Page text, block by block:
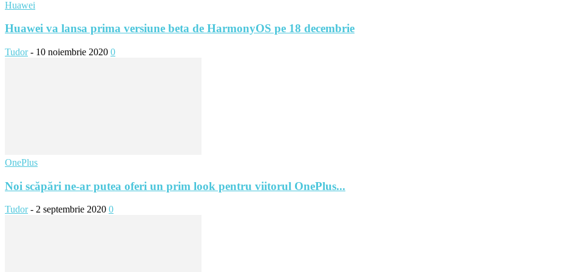
Huawei
Huawei va lansa prima versiune beta de HarmonyOS pe 18 decembrie
Tudor - 10 noiembrie 2020 0
OnePlus
Noi scăpări ne-ar putea oferi un prim look pentru viitorul OnePlus...
Tudor - 2 septembrie 2020 0